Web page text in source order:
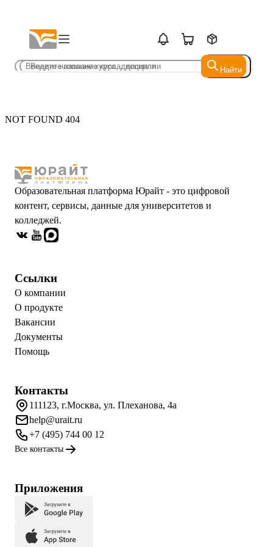
Найти
Найти
NOT FOUND 404
Образовательная платформа Юрайт - это цифровой
контент, сервисы, данные для университетов и
колледжей.
Ссылки
О компании
О продукте
Вакансии
Документы
Помощь
Контакты
111123, г.Москва, ул. Плеханова, 4а
help@urait.ru
+7 (495) 744 00 12
Все контакты
Приложения